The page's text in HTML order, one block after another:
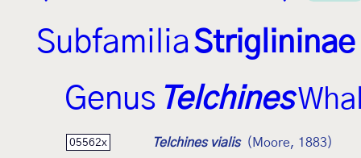
Subfamilia Striglininae
Genus Telchines
05562x Telchines vialis (Moore, 1883)